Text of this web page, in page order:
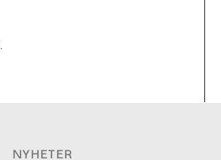
.
NYHETER